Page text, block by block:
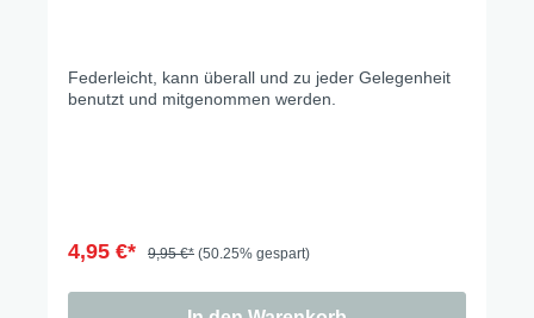
Federleicht, kann überall und zu jeder Gelegenheit
benutzt und mitgenommen werden.
4,95 €* 9,95 €* (50.25% gespart)